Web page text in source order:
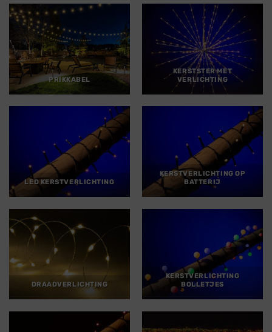
PRIKKABEL
KERSTSTER MET
VERLICHTING
LED KERSTVERLICHTING
KERSTVERLICHTING OP
BATTERIJ
DRAADVERLICHTING
KERSTVERLICHTING
BOLLETJES